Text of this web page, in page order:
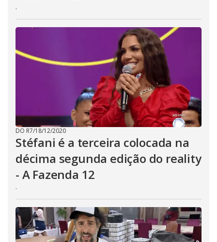
.
DO R7/18/12/2020
Stéfani é a terceira colocada na
décima segunda edição do reality
- A Fazenda 12
.